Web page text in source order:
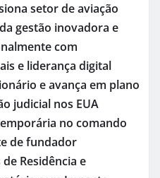
setor de aviação
gestão inovadora e
com
e liderança digital
e avança em plano
judicial nos EUA
no comando
de fundador
Residência e